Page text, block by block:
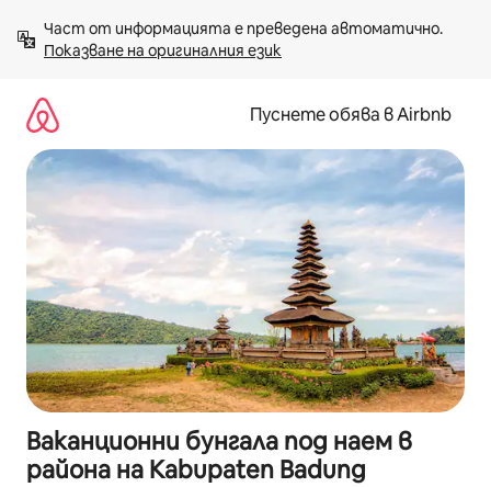
към
съдържанието
Показване на оригиналния език
Пуснете обява в Airbnb
Ваканционни бунгала под наем в
района на Kabupaten Badung